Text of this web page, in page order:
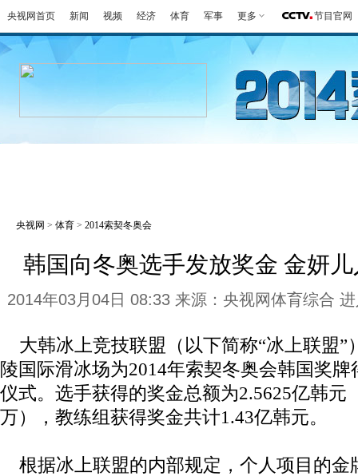
央视网首页 新闻 视频 经济 体育 军事 更多 节目官网
央视网 > 体育 > 2014索契冬奥会
韩国向冬奥选手发放奖金 金妍
2014年03月04日 08:33 来源：央视网体育综合
大韩冰上竞技联盟（以下简称“冰上联盟”
陵国际滑冰场为2014年索契冬奥会韩国奖
仪式。选手获得的奖金总额为2.5625亿韩元
万），教练组获得奖金共计1.43亿韩元。
根据冰上联盟的内部规定，个人项目的金